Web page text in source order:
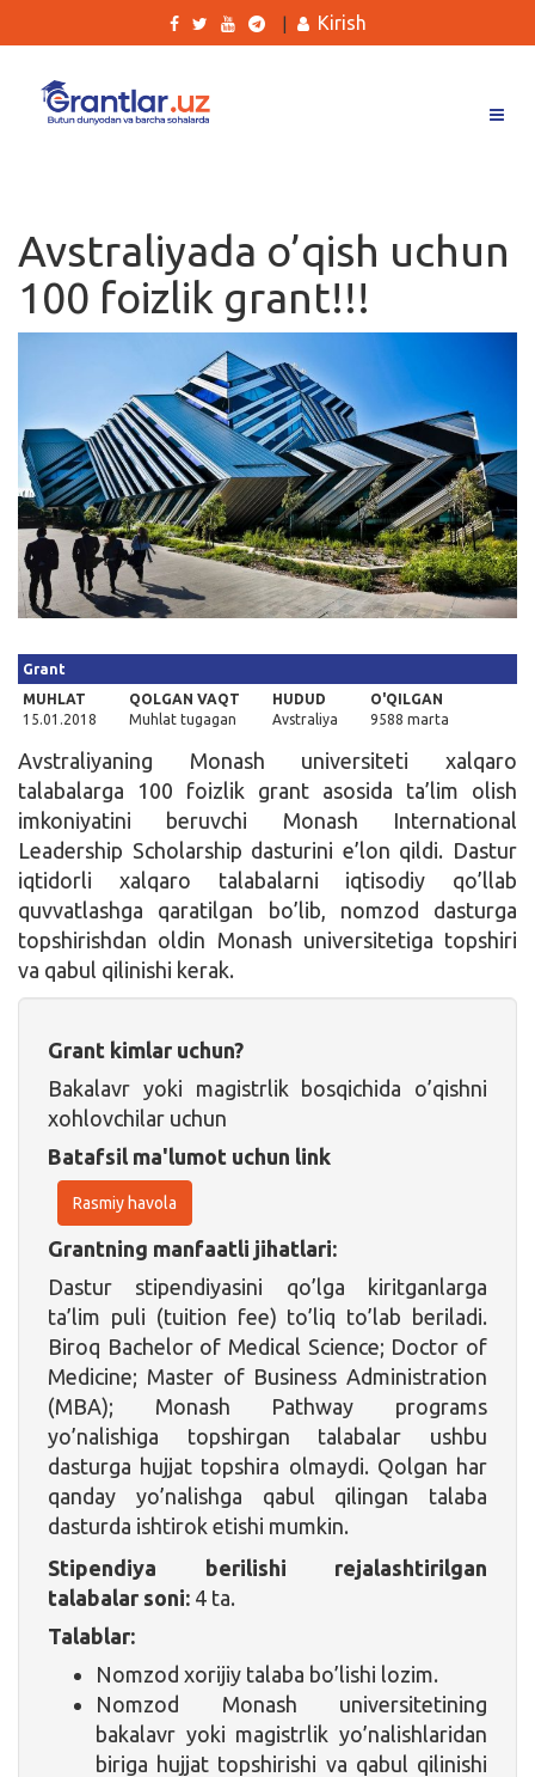
Ishlar
Kurslar
Qidirish
Kirish
Kirish
Avstraliyada o’qish uchun
100 foizlik grant!!!
Grant
MUHLAT
15.01.2018
QOLGAN VAQT
Muhlat tugagan
HUDUD
Avstraliya
O'QILGAN
9588 marta
Avstraliyaning Monash universiteti xalqaro
talabalarga 100 foizlik grant asosida ta’lim olish
imkoniyatini beruvchi Monash International
Leadership Scholarship dasturini e’lon qildi. Dastur
iqtidorli xalqaro talabalarni iqtisodiy qo’llab
quvvatlashga qaratilgan bo’lib, nomzod dasturga
topshirishdan oldin Monash universitetiga topshiri
va qabul qilinishi kerak.
Grant kimlar uchun?
Bakalavr yoki magistrlik bosqichida o’qishni
xohlovchilar uchun
Batafsil ma'lumot uchun link
Rasmiy havola
Grantning manfaatli jihatlari:
Dastur stipendiyasini qo’lga kiritganlarga
ta’lim puli (tuition fee) to’liq to’lab beriladi.
Biroq Bachelor of Medical Science; Doctor of
Medicine; Master of Business Administration
(MBA); Monash Pathway programs
yo’nalishiga topshirgan talabalar ushbu
dasturga hujjat topshira olmaydi. Qolgan har
qanday yo’nalishga qabul qilingan talaba
dasturda ishtirok etishi mumkin.
Stipendiya berilishi rejalashtirilgan
talabalar soni: 4 ta.
Talablar:
Nomzod xorijiy talaba bo’lishi lozim.
Nomzod Monash universitetining
bakalavr yoki magistrlik yo’nalishlaridan
biriga hujjat topshirishi va qabul qilinishi